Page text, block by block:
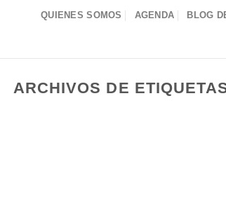
QUIENES SOMOS AGENDA BLOG
ARCHIVOS DE